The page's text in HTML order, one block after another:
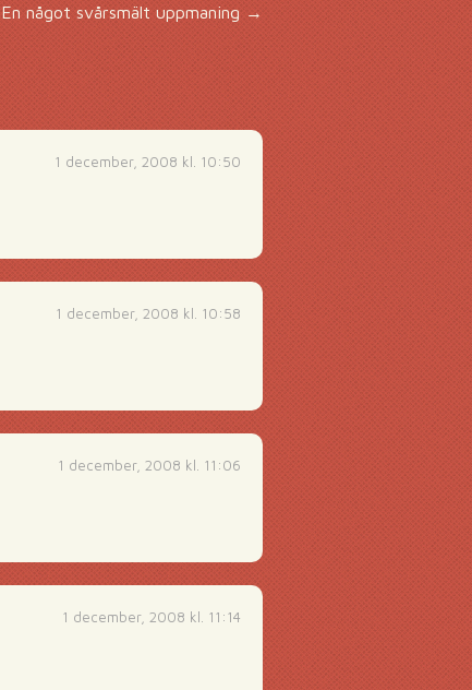
En något svårsmält uppmaning →
1 december, 2008 kl. 10:50
1 december, 2008 kl. 10:58
1 december, 2008 kl. 11:06
1 december, 2008 kl. 11:14